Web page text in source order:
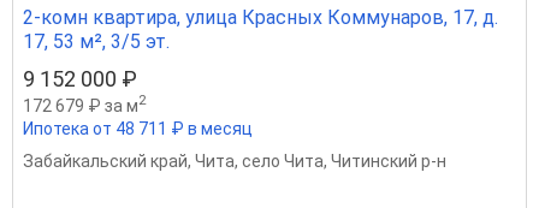
2-комн квартира, улица Красных Коммунаров, 17, д.
17, 53 м², 3/5 эт.
9 152 000 ₽
172 679 ₽ за м2
Ипотека от 48 711 ₽ в месяц
Забайкальский край, Чита, село Чита, Читинский р-н